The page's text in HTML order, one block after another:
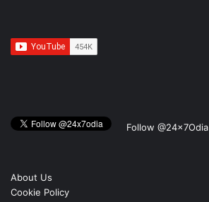
Follow @24x7Odia
About Us
Cookie Policy